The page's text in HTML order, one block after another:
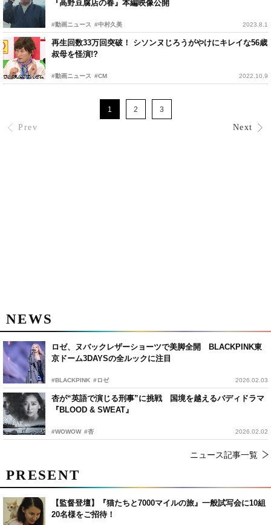
『高野豆腐店の春』本編映像公開
#動画ニュース #中村久美 2023.8.1
再生回数33万回突破！ シソンヌじろうがやけにキレイな56歳
叔母を怪演!?
#動画ニュース #CM 2022.10.9
Prev
1 2 3
Next
NEWS
ロゼ、ヌバックレザーショーツで美脚全開 BLACKPINK東
京ドーム3DAYSの全ルックに注目
#BLACKPINK #ロゼ 2026.02.03
杏が“英語で演じる刑事”に挑戦 国境を越えるバディドラマ
『BLOOD & SWEAT』
#WOWOW #杏 2026.02.02
ニュース記事一覧
PRESENT
【監督登壇】『猫たちと7000マイルの旅』一般試写会に10組
20名様をご招待！